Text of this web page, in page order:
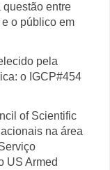
entre
o público em
pela
o IGCP#454
of Scientific
na área
US Armed